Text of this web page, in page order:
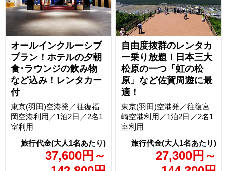
オールインクルーシブ
プラン！ホテルの夕朝
食･ラウンジの飲み物
など込み！レンタカー
付
37,600円 ～
東京(羽田)空港発／往復福
岡空港利用／1泊2日／2名1
室利用
自由度抜群のレンタカ
ー乗り放題！日本三大
松原の一つ「虹の松
原」など佐賀周遊に最
適！
27,300円 ～
東京(羽田)空港発／往復宮
崎空港利用／1泊2日／2名1
室利用